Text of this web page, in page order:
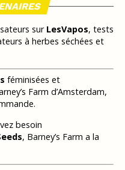
sur LesVapos, tests
à herbes séchées et
féminisées et
Farm d’Amsterdam,
besoin
, Barney’s Farm a la